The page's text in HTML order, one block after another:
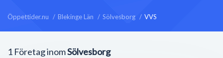
Öppettider.nu Blekinge Län Sölvesborg VVS
1 Företag inomSölvesborg